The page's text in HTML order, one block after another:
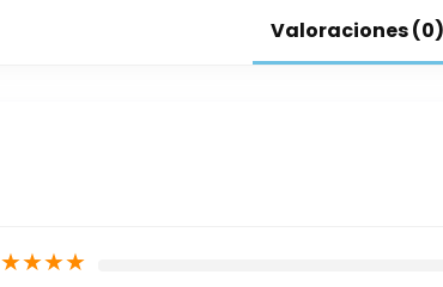
Valoraciones (0)
★★★★